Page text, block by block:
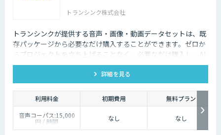
トランシンク株式会社
トランシンクが提供する音声・画像・動画データセットは、既
存パッケージから必要なだけ購入することができます。ゼロか
らプロジェクトを立ち上げることなく、必要なだけ購入し、AI
モデルの開発ができます。
詳細を見る
利用料金 初期費用
無料プラン
音声コーパス:15,000
円 / 時間
人物写真画像収集:300
なし なし